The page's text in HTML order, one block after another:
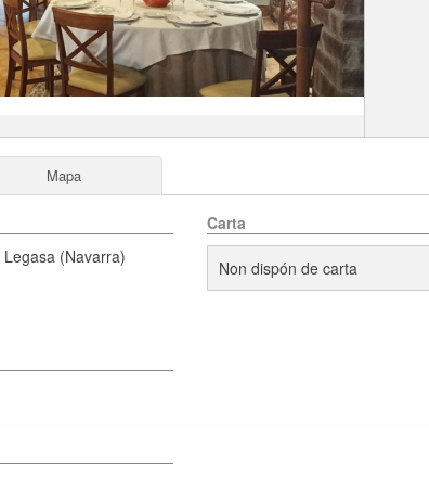
Mapa
Legasa (Navarra)
Carta
Non dispón de carta